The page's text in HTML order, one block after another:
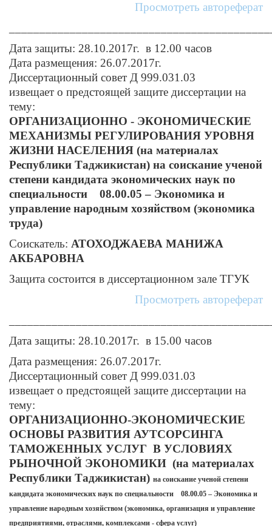
Просмотреть автореферат
Дата защиты: 28.10.2017г. в 12.00 часов
Дата размещения: 26.07.2017г.
Диссертационный совет Д 999.031.03
извещает о предстоящей защите диссертации на
тему:
ОРГАНИЗАЦИОННО - ЭКОНОМИЧЕСКИЕ
МЕХАНИЗМЫ РЕГУЛИРОВАНИЯ УРОВНЯ
ЖИЗНИ НАСЕЛЕНИЯ (на материалах
Республики Таджикистан) на соискание ученой
степени кандидата экономических наук по
специальности 08.00.05 – Экономика и
управление народным хозяйством (экономика
труда)
Соискатель: АТОХОДЖАЕВА МАНИЖА
АКБАРОВНА
Защита состоится в диссертационном зале ТГУК
Просмотреть автореферат
Дата защиты: 28.10.2017г. в 15.00 часов
Дата размещения: 26.07.2017г.
Диссертационный совет Д 999.031.03
извещает о предстоящей защите диссертации на
тему:
ОРГАНИЗАЦИОННО-ЭКОНОМИЧЕСКИЕ
ОСНОВЫ РАЗВИТИЯ АУТСОРСИНГА
ТАМОЖЕННЫХ УСЛУГ В УСЛОВИЯХ
РЫНОЧНОЙ ЭКОНОМИКИ (на материалах
Республики Таджикистан) на соискание ученой степени
кандидата экономических наук по специальности 08.00.05 – Экономика и
управление народным хозяйством (экономика, организация и управление
предприятиями, отраслями, комплексами - сфера услуг)